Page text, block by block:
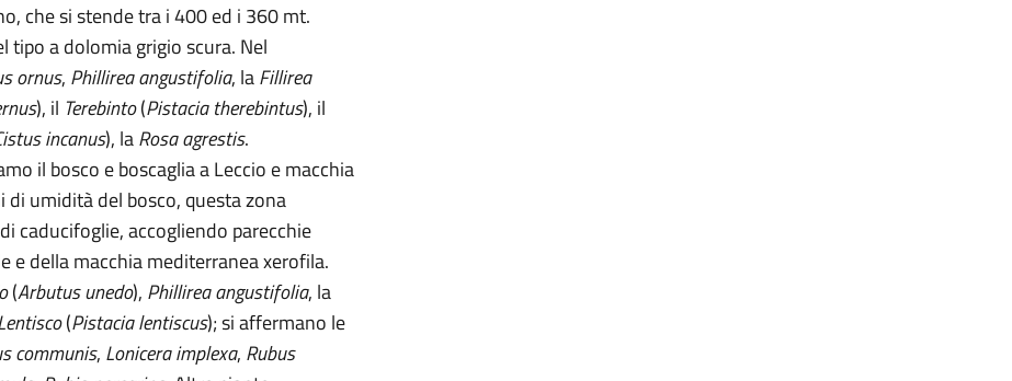
che si stende tra i 400 ed i 360 mt.
tipo a dolomia grigio scura. Nel
ornus, Phillirea angustifolia, laFillirea
), il Terebinto(Pistacia therebintus), il
incanus), laRosa agrestis.
il bosco e boscaglia a Leccio e macchia
umidità del bosco, questa zona
caducifoglie, accogliendo parecchie
e della macchia mediterranea xerofila.
(Arbutus unedo), Phillirea angustifolia, la
(Pistacia lentiscus); si affermano le
communis, Lonicera implexa, Rubus